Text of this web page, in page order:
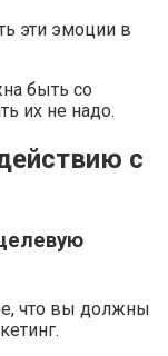
эти эмоции в
быть со
их не надо.
с
что вы должны